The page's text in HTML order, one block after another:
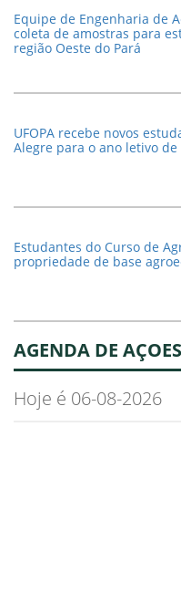
14 de Julho de 2025 às 15:37
Divulgado Resultado
Equipe de Engenharia de
coleta de amostras para
região Oeste do Pará
UFOPA recebe novos
Alegre para o ano letivo de
Estudantes do Curso de
propriedade de base
AGENDA DE AÇOES
Hoje é 06-08-2026